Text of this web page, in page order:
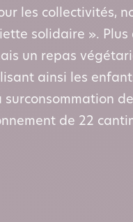
les collectivités,
solidaire ». Plus
un repas
ainsi les
de 22